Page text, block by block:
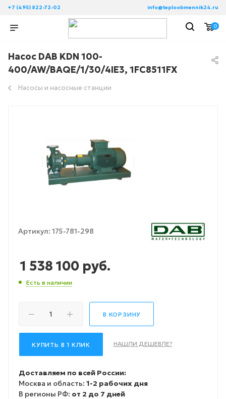
+7 (495) 822-72-02 info@teploobmennik24.ru
0
Насос DAB KDN 100-
400/AW/BAQE/1/30/4IE3, 1FC8511FX
Насосы и насосные станции
Артикул: 175-781-298
1 538 100 руб.
Есть в наличии
В КОРЗИНУ
КУПИТЬ В 1 КЛИК НАШЛИ ДЕШЕВЛЕ?
Доставляем по всей России:
Москва и область: 1-2 рабочих дня
В регионы РФ: от 2 до 7 дней